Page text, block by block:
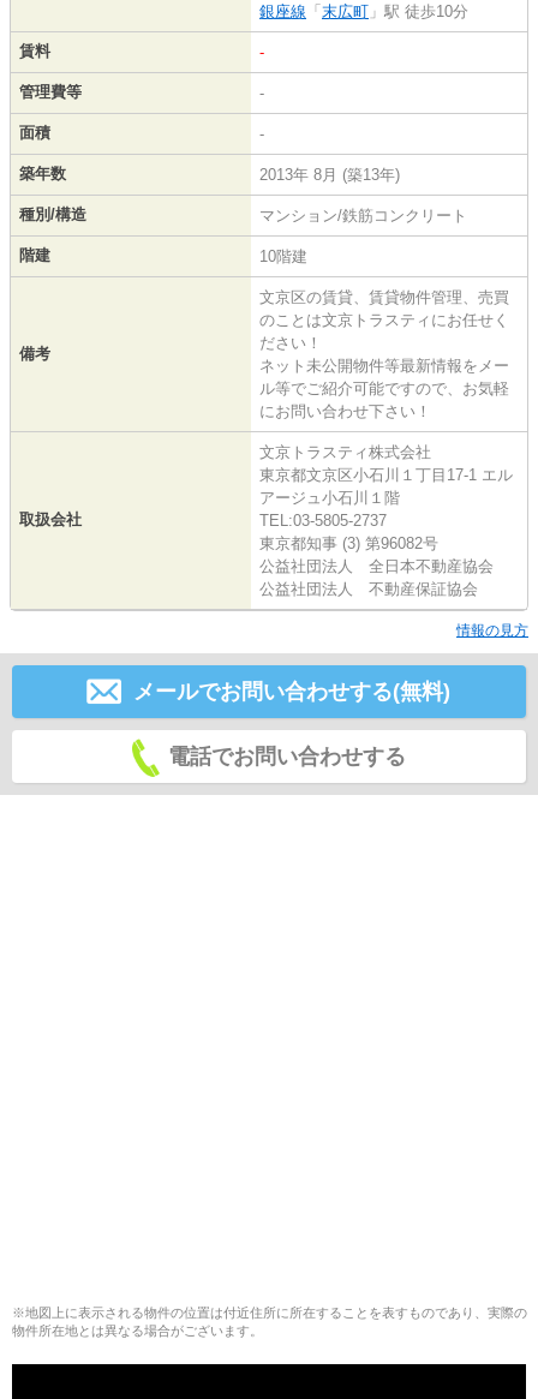
銀座線 「 末広町 」駅 徒歩10分
賃料 -
管理費等 -
面積 -
築年数 2013年 8月 (築13年)
種別/構造 マンション/鉄筋コンクリート
階建 10階建
備考
文京区の賃貸、賃貸物件管理、売買
のことは文京トラスティにお任せく
ださい！
ネット未公開物件等最新情報をメー
ル等でご紹介可能ですので、お気軽
にお問い合わせ下さい！
取扱会社
文京トラスティ株式会社
東京都文京区小石川１丁目17-1 エル
アージュ小石川１階
TEL:03-5805-2737
東京都知事 (3) 第96082号
公益社団法人 全日本不動産協会
公益社団法人 不動産保証協会
情報の見方
メールでお問い合わせする(無料)
電話でお問い合わせする
※地図上に表示される物件の位置は付近住所に所在することを表すものであり、実際の
物件所在地とは異なる場合がございます。